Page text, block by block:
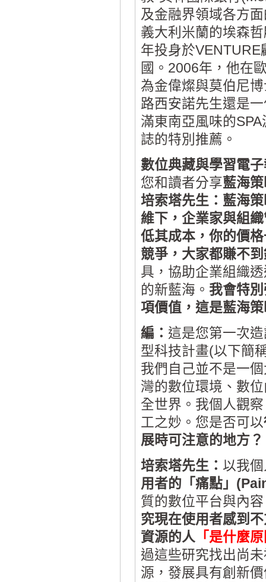
及金融界領域各方
義大利米蘭的埃森
年投身於
國。2006年，他在
為金偉燦與莫伯尼
路西安諾先生還是
滿東南亞風味的
誌的特別推薦。
數位典藏與學習電
您和讀者分享藍海
培索塔先生：藍海
維下，企業家與組
低其成本，你的價
競爭，大家都賺不
具，協助企業組織
的新藍海。 我會特
項價值，這是藍海
編： 這是您第一次
型科技計畫(以下簡
我們自己並不是一
灣的數位環境、數
全世界。我個人觀
工之妙。您是否可以
展時可注意的地方？
培索塔先生： 以我
用者的「痛點」
質的數位平台與內
究現在使用者感到
資源的人 「是什麼
過這些研究找出尚
源，發展具有創新